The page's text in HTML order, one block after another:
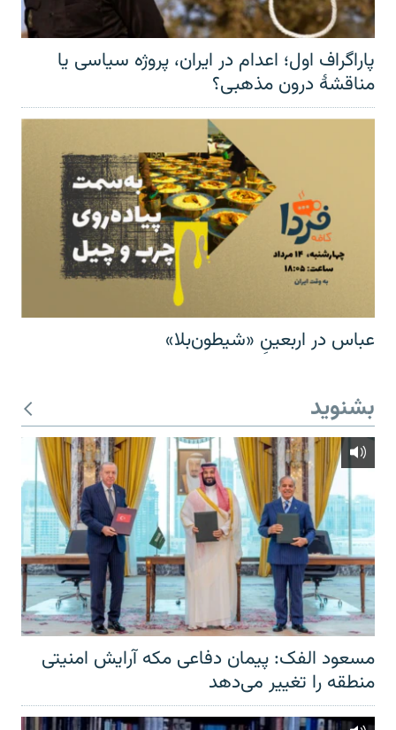
پاراگراف اول؛ اعدام در ایران، پروژه سیاسی یا
مناقشهٔ درون مذهبی؟
عباس در اربعینِ «شیطون‌بلا»
بشنوید
مسعود الفک: پیمان دفاعی مکه آرایش امنیتی
منطقه را تغییر می‌دهد